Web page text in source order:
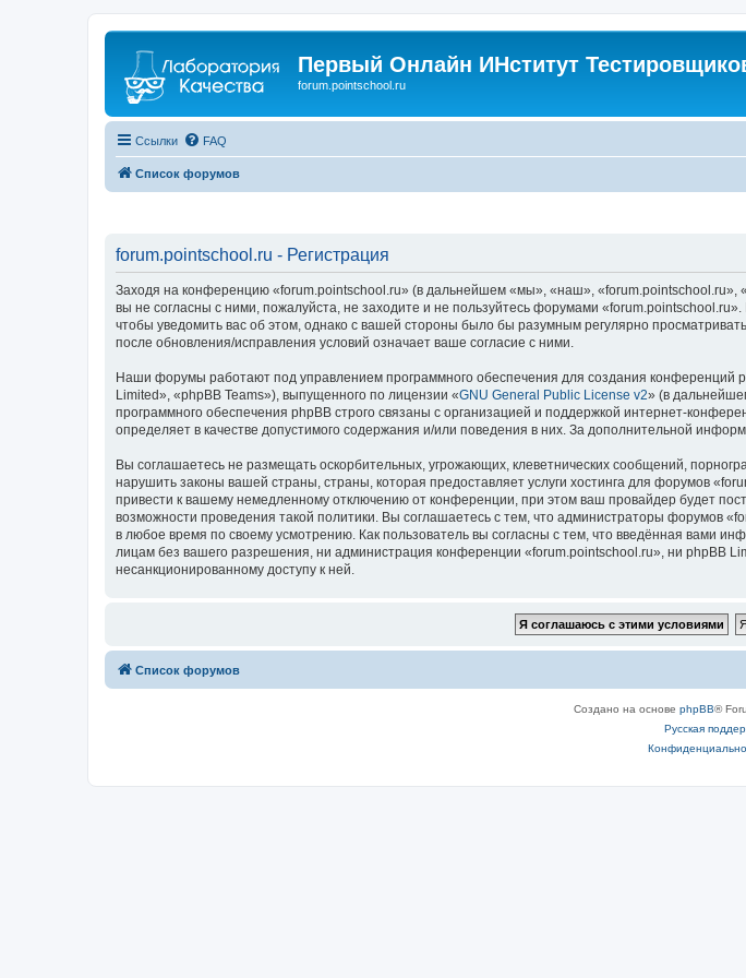
Первый Онлайн ИНститут
forum.pointschool.ru
Ссылки FAQ
Список форумов
forum.pointschool.ru - Регистрация
Заходя на конференцию «forum.pointschool.ru» (в дальнейшем «мы», «наш», «forum.pointschool.ru»,
вы не согласны с ними, пожалуйста, не заходите и не пользуйтесь форумами
чтобы уведомить вас об этом, однако с вашей стороны было бы разумным регулярно
после обновления/исправления условий означает ваше согласие с ними.
Наши форумы работают под управлением программного обеспечения для создания
Limited», «phpBB Teams»), выпущенного по лицензии «GNU General Public License v2» (в
программного обеспечения phpBB строго связаны с организацией и поддержкой интернет-
определяет в качестве допустимого содержания и/или поведения в них. За дополнительной
Вы соглашаетесь не размещать оскорбительных, угрожающих, клеветнических сообщений,
нарушить законы вашей страны, страны, которая предоставляет услуги хостинга для форумов
привести к вашему немедленному отключению от конференции, при этом ваш провайдер будет
возможности проведения такой политики. Вы соглашаетесь с тем, что администраторы форумов
в любое время по своему усмотрению. Как пользователь вы согласны с тем, что введённая вами
лицам без вашего разрешения, ни администрация конференции «forum.pointschool.ru», ни phpBB
несанкционированному доступу к ней.
Список форумов
Создано на основе phpBB®
Русская